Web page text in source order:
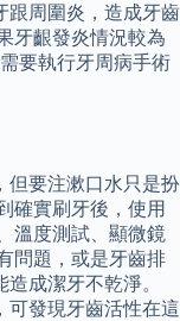
跟周圍炎，造成牙齒
牙齦發炎情況較為
要執行牙周病手術
但要注漱口水只是扮
確實刷牙後，使用
溫度測試、顯微鏡
問題，或是牙齒排
成潔牙不乾淨。
可發現牙齒活性在這